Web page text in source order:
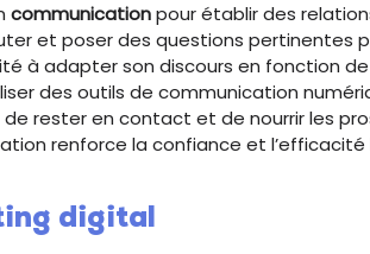
communicationpour établir des
et poser des questions pertinentes
à adapter son discours en fonction de
des outils de communication
rester en contact et de nourrir les
renforce la confiance et l’efficacité
digital